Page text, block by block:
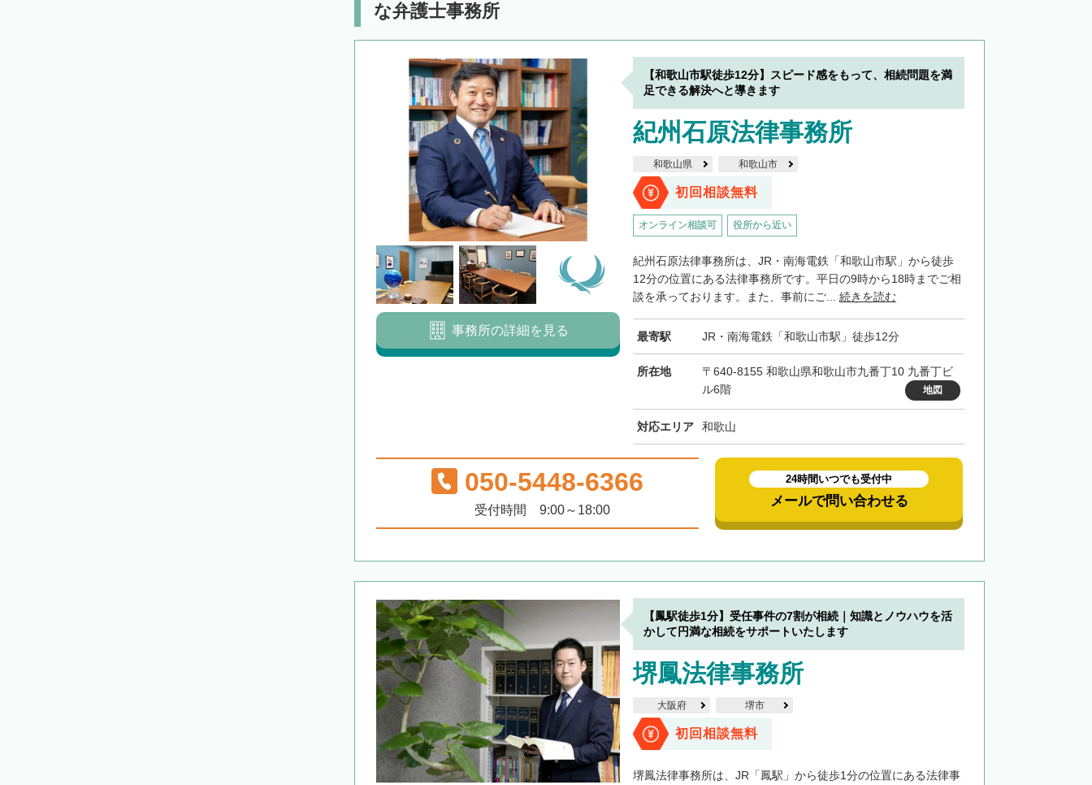
な弁護士事務所
【和歌山市駅徒歩12分】スピード感をもって、相続問題を満
足できる解決へと導きます
紀州石原法律事務所
和歌山県 和歌山市
初回相談無料
オンライン相談可 役所から近い
紀州石原法律事務所は、JR・南海電鉄「和歌山市駅」から徒歩
12分の位置にある法律事務所です。平日の9時から18時までご相
談を承っております。また、事前にご... 続きを読む
最寄駅 JR・南海電鉄「和歌山市駅」徒歩12分
所在地
〒640-8155 和歌山県和歌山市九番丁10 九番丁ビ
ル6階
地図
対応エリア 和歌山
事務所の詳細を見る
050-5448-6366
受付時間 9:00～18:00
24時間いつでも受付中
メールで問い合わせる
【鳳駅徒歩1分】受任事件の7割が相続｜知識とノウハウを活
かして円満な相続をサポートいたします
堺鳳法律事務所
大阪府 堺市
初回相談無料
堺鳳法律事務所は、JR「鳳駅」から徒歩1分の位置にある法律事